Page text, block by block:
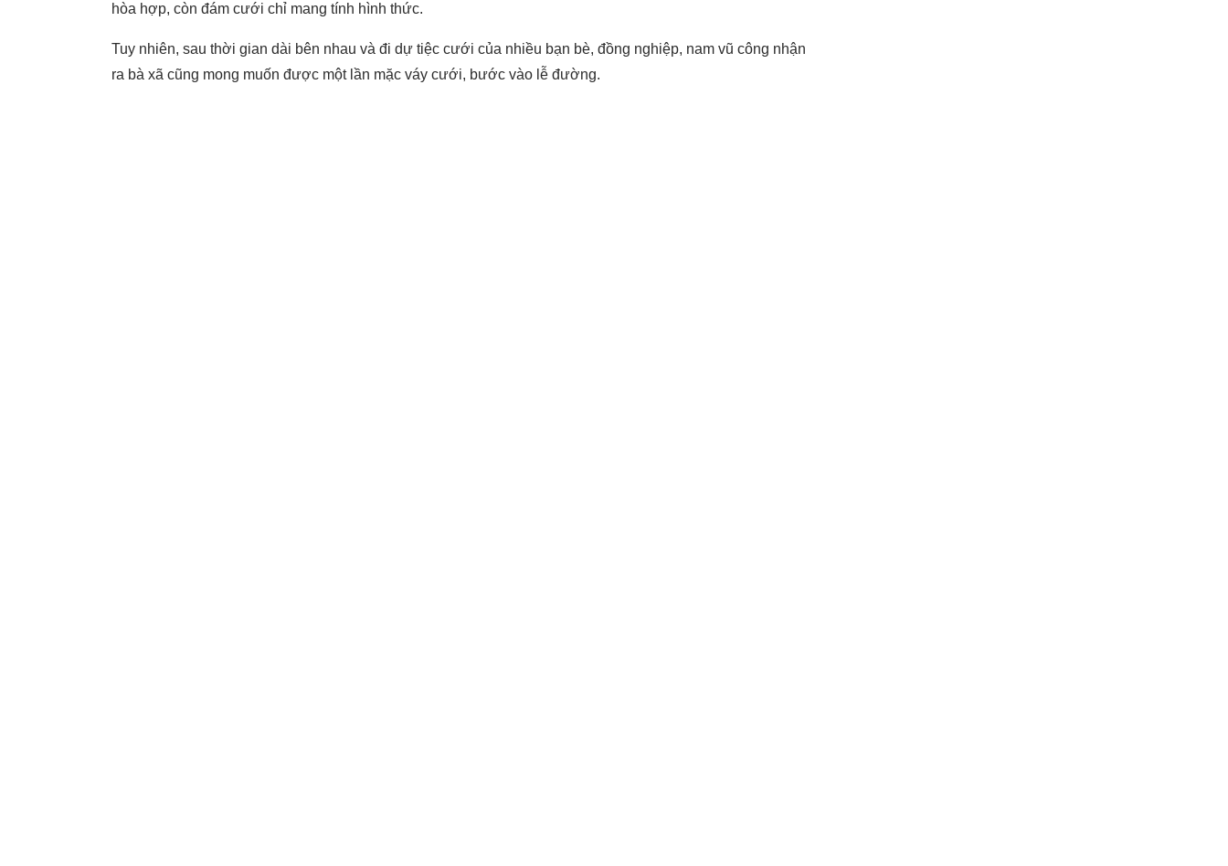
hòa hợp, còn đám cưới chỉ mang tính hình thức.
Tuy nhiên, sau thời gian dài bên nhau và đi dự tiệc cưới của nhiều bạn bè, đồng nghiệp, nam vũ công nhận
ra bà xã cũng mong muốn được một lần mặc váy cưới, bước vào lễ đường.